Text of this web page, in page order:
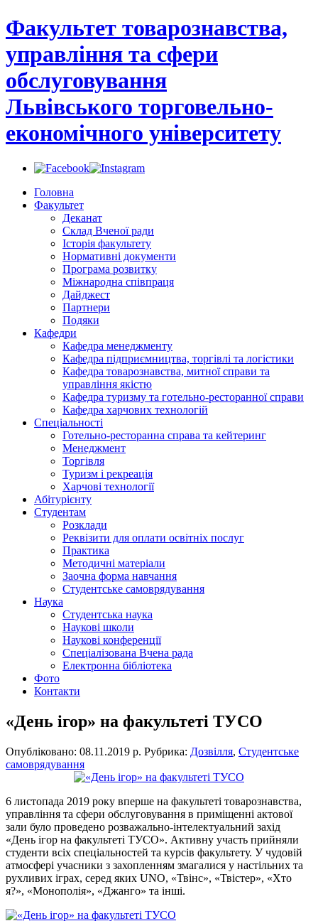
Факультет товарознавства,
управління та сфери
обслуговування
Львівського торговельно-
економічного університету
Головна
Факультет
Деканат
Склад Вченої ради
Історія факультету
Нормативні документи
Програма розвитку
Міжнародна співпраця
Дайджест
Партнери
Подяки
Кафедри
Кафедра менеджменту
Кафедра підприємництва, торгівлі та логістики
Кафедра товарознавства, митної справи та
управління якістю
Кафедра туризму та готельно-ресторанної справи
Кафедра харчових технологій
Спеціальності
Готельно-ресторанна справа та кейтеринг
Менеджмент
Торгівля
Туризм і рекреація
Харчові технології
Абітурієнту
Студентам
Розклади
Реквізити для оплати освітніх послуг
Практика
Методичні матеріали
Заочна форма навчання
Студентське самоврядування
Наука
Студентська наука
Наукові школи
Наукові конференції
Спеціалізована Вчена рада
Електронна бібліотека
Фото
Контакти
«День ігор» на факультеті ТУСО
Опубліковано: 08.11.2019 р. Рубрика: Дозвілля, Студентське
самоврядування
6 листопада 2019 року вперше на факультеті товарознавства,
управління та сфери обслуговування в приміщенні актової
зали було проведено розважально-інтелектуальний захід
«День ігор на факультеті ТУСО». Активну участь прийняли
студенти всіх спеціальностей та курсів факультету. У чудовій
атмосфері учасники з захопленням змагалися у настільних та
рухливих іграх, серед яких UNO, «Твінс», «Твістер», «Хто
я?», «Монополія», «Джанго» та інші.